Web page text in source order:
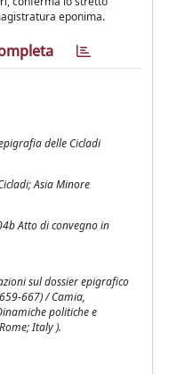
eponima.
delle Cicladi
Asia Minore
Atto di convegno in
sul dossier epigrafico
667) / Camia,
politiche e
Italy ).